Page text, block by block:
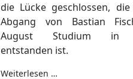
die Lücke geschlossen,
Abgang von Bastian
August Studium in
entstanden ist.
Weiterlesen …